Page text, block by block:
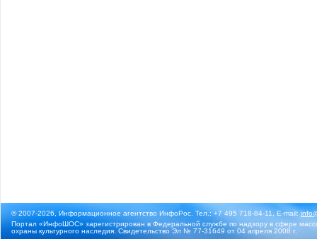
© 2007-2026, Информационное агентство ИнфоРос. Тел.: +7 495 718-84-11, E-mail:
Портал «ИнфоШОС» зарегистрирован в Федеральной службе по надзору в сфере
охраны культурного наследия. Свидетельство Эл № 77-31649 от 04 апреля 2008 г.